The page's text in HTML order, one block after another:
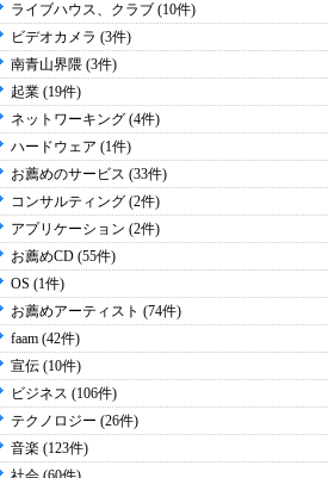
ライブハウス、クラブ (10件)
ビデオカメラ (3件)
南青山界隈 (3件)
起業 (19件)
ネットワーキング (4件)
ハードウェア (1件)
お薦めのサービス (33件)
コンサルティング (2件)
アプリケーション (2件)
お薦めCD (55件)
OS (1件)
お薦めアーティスト (74件)
faam (42件)
宣伝 (10件)
ビジネス (106件)
テクノロジー (26件)
音楽 (123件)